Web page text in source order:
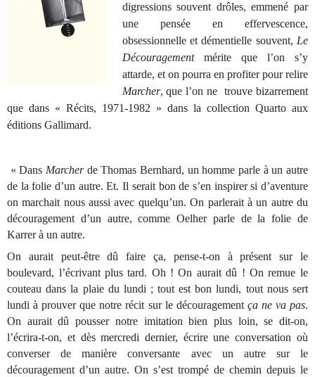
digressions souvent drôles, emmené par
une pensée en effervescence,
obsessionnelle et démentielle souvent, Le
Découragement mérite que l’on s’y
attarde, et on pourra en profiter pour relire
Marcher, que l’on ne trouve bizarrement
que dans « Récits, 1971-1982 » dans la collection Quarto aux
éditions Gallimard.
« Dans Marcherde Thomas Bernhard, un homme parle à un autre
de la folie d’un autre. Et. Il serait bon de s’en inspirer si d’aventure
on marchait nous aussi avec quelqu’un. On parlerait à un autre du
découragement d’un autre, comme Oelher parle de la folie de
Karrer à un autre.
On aurait peut-être dû faire ça, pense-t-on à présent sur le
boulevard, l’écrivant plus tard. Oh ! On aurait dû ! On remue le
couteau dans la plaie du lundi ; tout est bon lundi, tout nous sert
lundi à prouver que notre récit sur le découragement ça ne va pas.
On aurait dû pousser notre imitation bien plus loin, se dit-on,
l’écrira-t-on, et dès mercredi dernier, écrire une conversation où
converser de manière conversante avec un autre sur le
découragement d’un autre. On s’est trompé de chemin depuis le